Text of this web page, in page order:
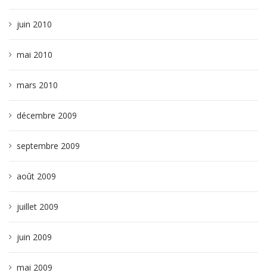
juin 2010
mai 2010
mars 2010
décembre 2009
septembre 2009
août 2009
juillet 2009
juin 2009
mai 2009